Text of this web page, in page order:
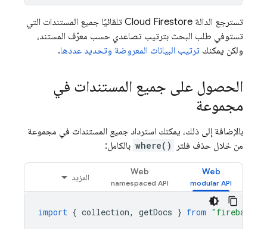
تسترجع الدالة Cloud Firestore تلقائيًا جميع المستندات التي
تستوفي طلب البحث بترتيب تصاعدي حسب معرّف المستند،
ولكن يمكنك ترتيب البيانات المعروضة وتحديد عددها.
الحصول على جميع المستندات في
مجموعة
بالإضافة إلى ذلك، يمكنك استرداد جميع المستندات في مجموعة
من خلال حذف فلتر
where() بالكامل:
Web
Web
المزيد
import { collection, getDocs } from "firebase/